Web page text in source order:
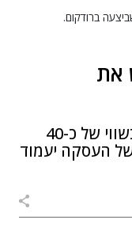
את
ענקית הווירטואליזציה נסחרת בשווי של כ-40
העסקה יעמוד